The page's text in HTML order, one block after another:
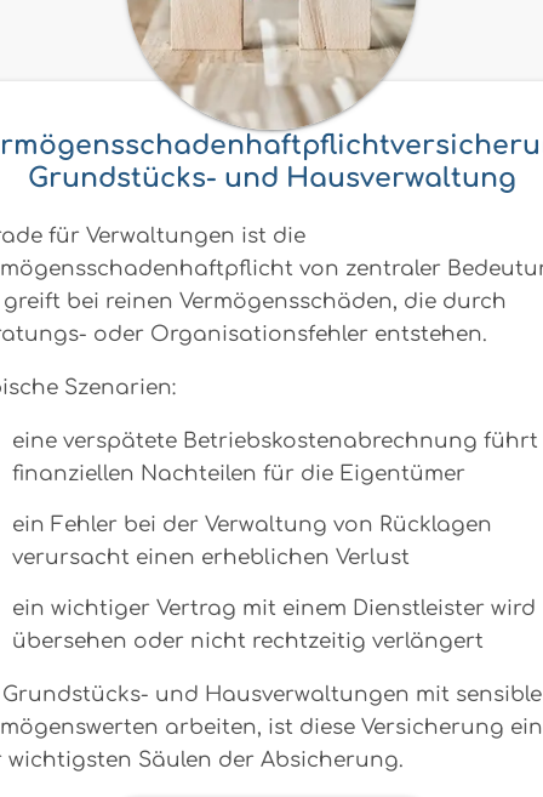
Grundstücks- und Hausverwaltung
für Verwaltungen ist die
von zentraler
greift bei reinen Vermögensschäden, die durch
oder Organisationsfehler entstehen.
Szenarien:
eine verspätete Betriebskostenabrechnung führt
finanziellen Nachteilen für die Eigentümer
ein Fehler bei der Verwaltung von Rücklagen
verursacht einen erheblichen Verlust
ein wichtiger Vertrag mit einem Dienstleister wird
übersehen oder nicht rechtzeitig verlängert
und Hausverwaltungen mit
arbeiten, ist diese Versicherung
wichtigsten Säulen der Absicherung.